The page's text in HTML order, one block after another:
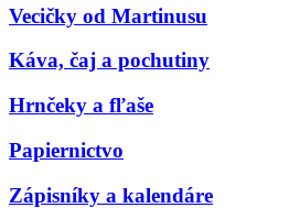
Vecičky od Martinusu
Káva, čaj a pochutiny
Hrnčeky a fľaše
Papiernictvo
Zápisníky a kalendáre